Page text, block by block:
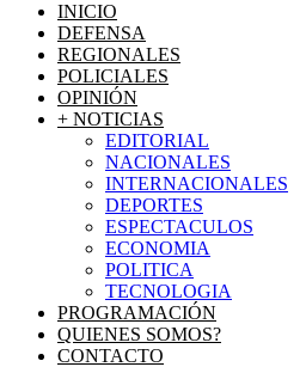
INICIO
DEFENSA
REGIONALES
POLICIALES
OPINIÓN
+ NOTICIAS
EDITORIAL
NACIONALES
INTERNACIONALES
DEPORTES
ESPECTACULOS
ECONOMIA
POLITICA
TECNOLOGIA
PROGRAMACIÓN
QUIENES SOMOS?
CONTACTO